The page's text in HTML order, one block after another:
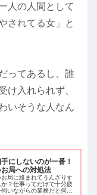
人の人間として
されてる女」と
ってあるし、誰
け入れられず、
いそうな人なん
にしないのが一番！
局への対処法
局に絡まれてうんざりす
？仕事ってだけで十分疲
いながらの業務だと何10